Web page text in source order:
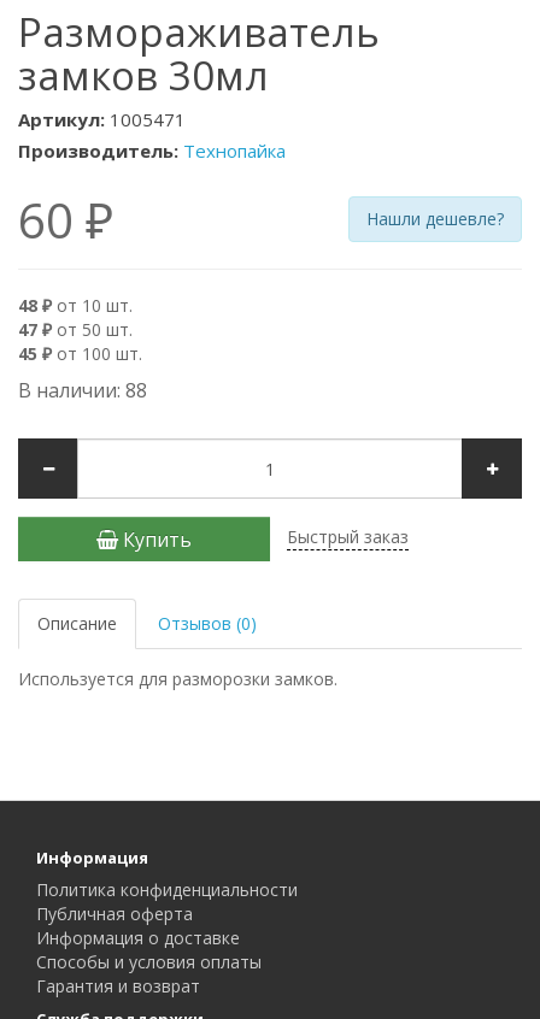
Размораживатель
замков 30мл
Артикул: 1005471
Производитель: Технопайка
60 ₽ Нашли дешевле?
48 ₽ от 10 шт.
47 ₽ от 50 шт.
45 ₽ от 100 шт.
В наличии: 88
Купить Быстрый заказ
Описание Отзывов (0)
Используется для разморозки замков.
Информация
Политика конфиденциальности
Публичная оферта
Информация о доставке
Способы и условия оплаты
Гарантия и возврат